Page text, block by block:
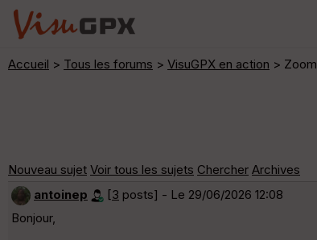
Accueil > Tous les forums > VisuGPX en action >
Nouveau sujet Voir tous les sujets Chercher Archives
antoinep
[3 posts] - Le 29/06/2026 12:08
Bonjour,